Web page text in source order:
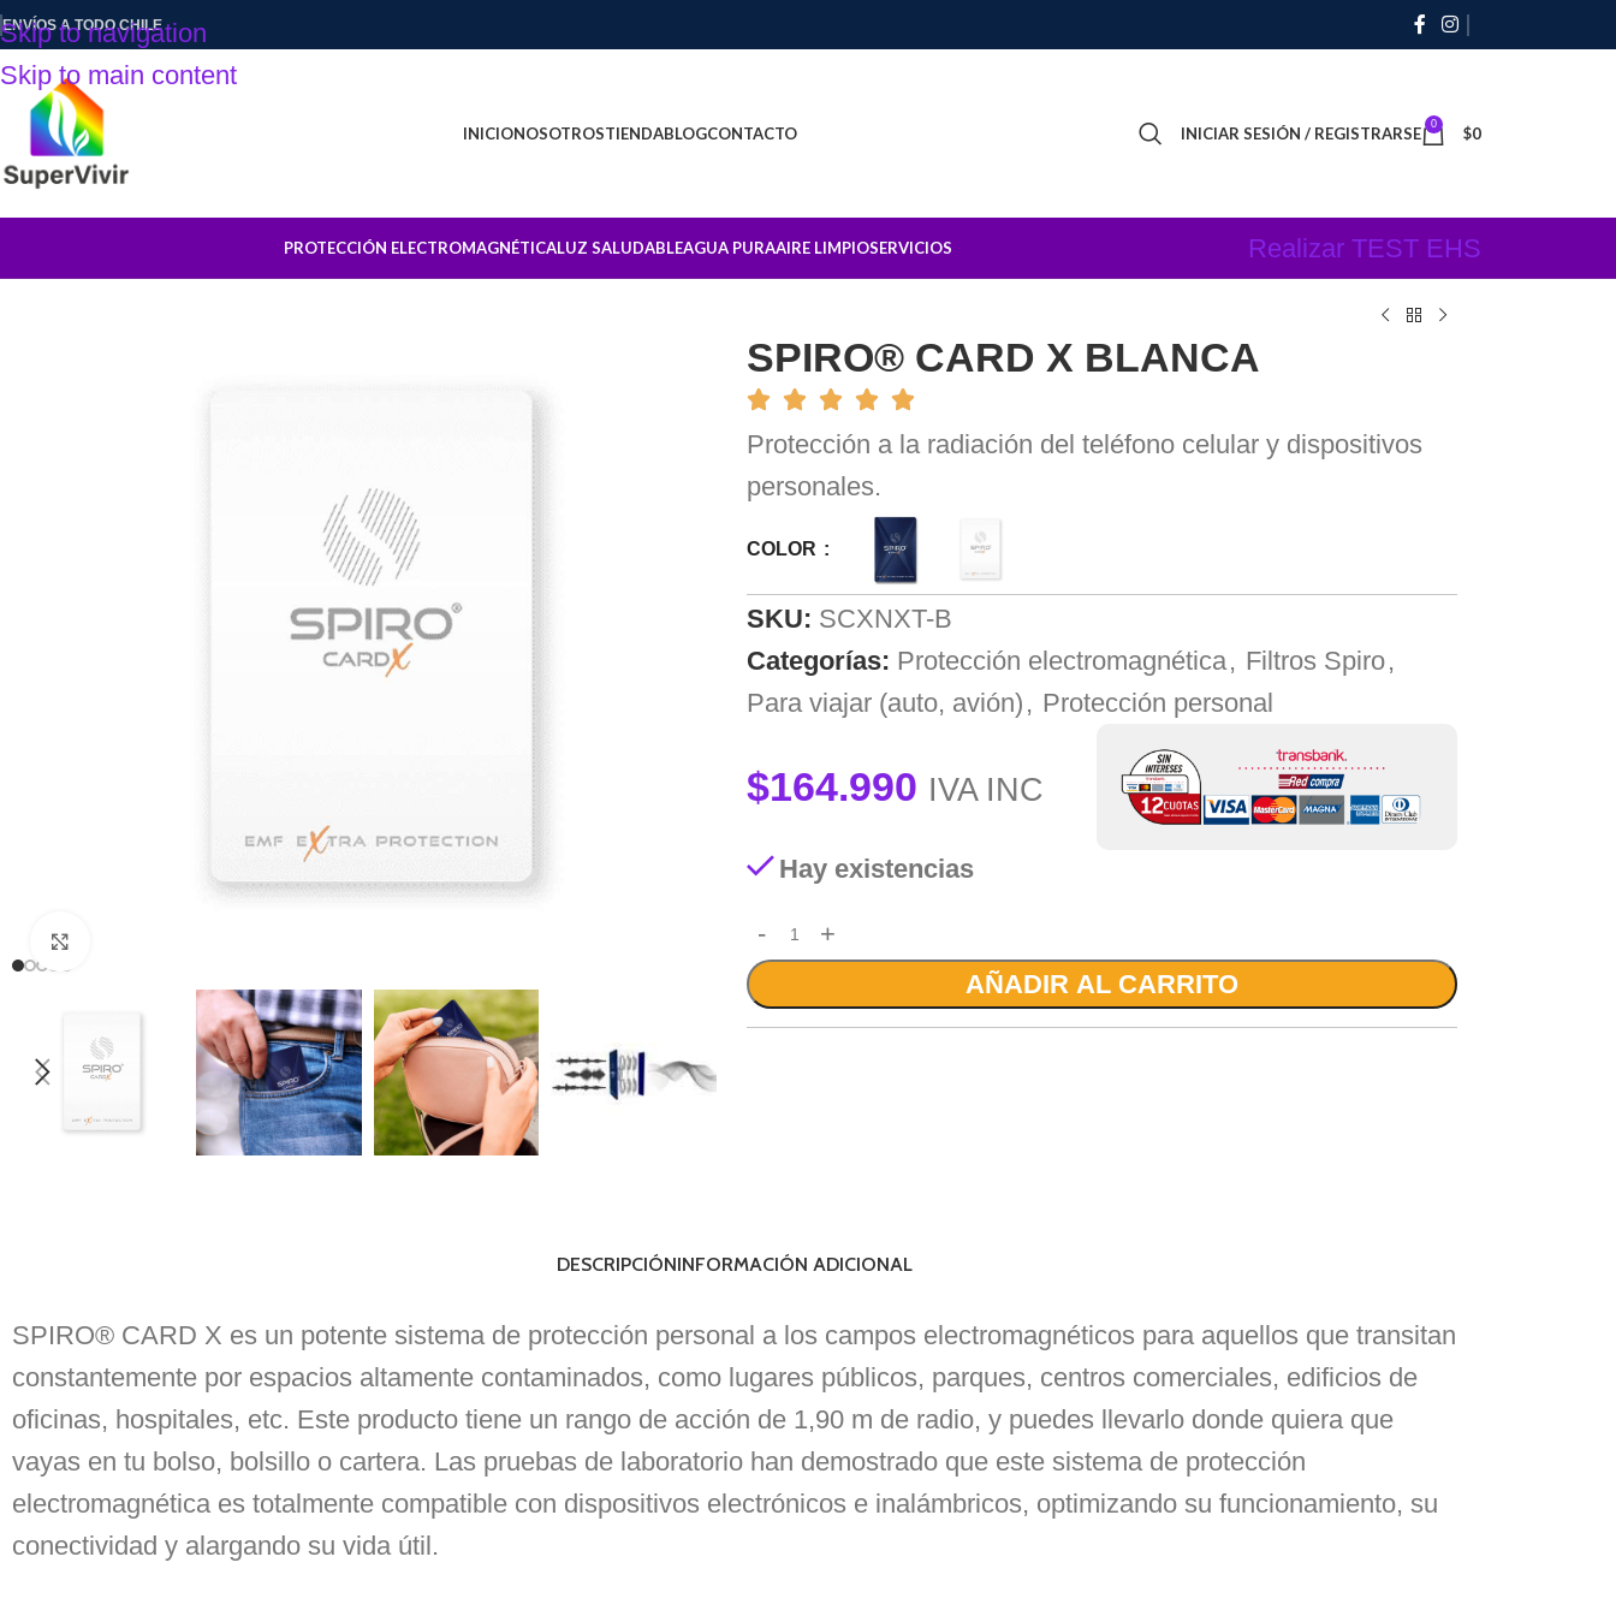
Skip to navigation
Skip to main content
ENVÍOS A TODO CHILE
INICIONOSOTROSTIENDABLOGCONTACTO INICIAR SESIÓN / REGISTRARSE 0 $0
PROTECCIÓN ELECTROMAGNÉTICALUZ SALUDABLEAGUA PURAAIRE LIMPIOSERVICIOS Realizar TEST EHS
SPIRO® CARD X BLANCA
Protección a la radiación del teléfono celular y dispositivos
personales.
COLOR
SKU: SCXNXT-B
Categorías: Protección electromagnética, Filtros Spiro,
Para viajar (auto, avión) , Protección personal
$164.990 IVA INC
Hay existencias
AÑADIR AL CARRITO
DESCRIPCIÓNINFORMACIÓN ADICIONAL
SPIRO® CARD X es un potente sistema de protección personal a los campos electromagnéticos para aquellos que transitan
constantemente por espacios altamente contaminados, como lugares públicos, parques, centros comerciales, edificios de
oficinas, hospitales, etc. Este producto tiene un rango de acción de 1,90 m de radio, y puedes llevarlo donde quiera que
vayas en tu bolso, bolsillo o cartera. Las pruebas de laboratorio han demostrado que este sistema de protección
electromagnética es totalmente compatible con dispositivos electrónicos e inalámbricos, optimizando su funcionamiento, su
conectividad y alargando su vida útil.